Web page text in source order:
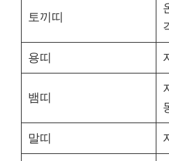
토끼띠
용띠
뱀띠
말띠